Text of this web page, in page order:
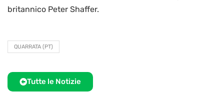
britannico Peter Shaffer.
QUARRATA (PT)
Tutte le Notizie